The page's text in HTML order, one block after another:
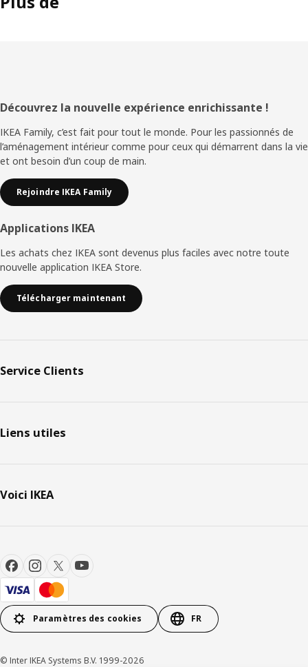
Pied
de
page
Découvrez la nouvelle expérience enrichissante !
IKEA Family, c’est fait pour tout le monde. Pour les passionnés de
l’aménagement intérieur comme pour ceux qui démarrent dans la vie
et ont besoin d’un coup de main.
Rejoindre IKEA Family
Applications IKEA
Les achats chez IKEA sont devenus plus faciles avec notre toute
nouvelle application IKEA Store.
Télécharger maintenant
Service Clients
Liens utiles
Voici IKEA
Paramètres des cookies FR
© Inter IKEA Systems B.V. 1999-2026